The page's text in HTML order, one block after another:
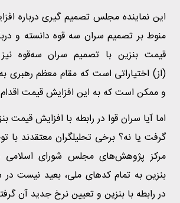
این نماینده مجلس تصمیم گیری درباره
منوط بر تصمیم سران سه قوه دانسته و
قیمت بنزین با تصمیم سران سه‌قوه
(از) اختیاراتی است که مقام معظم رهبری
و ممکن است که به این افزایش قیمت اقدام
اما آیا سران قوا در رابطه با افزایش قیمت
گرفت یا نه؟ برخی تحلیلگران معتقدند با
مرکز پژوهش‌های مجلس شورای اسلامی
در رابطه با بنزین و تعیین نرخ جدید آن